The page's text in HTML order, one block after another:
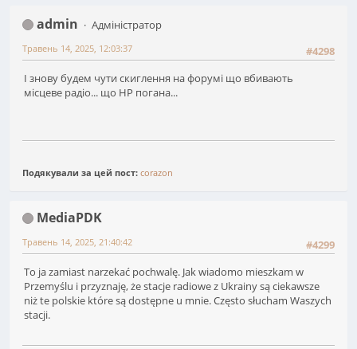
admin
Адміністратор
#4298
Травень 14, 2025, 12:03:37
І знову будем чути скиглення на форумі що вбивають
місцеве радіо... що НР погана...
Подякували за цей пост: corazon
MediaPDK
#4299
Травень 14, 2025, 21:40:42
To ja zamiast narzekać pochwalę. Jak wiadomo mieszkam w
Przemyślu i przyznaję, że stacje radiowe z Ukrainy są ciekawsze
niż te polskie które są dostępne u mnie. Często słucham Waszych
stacji.